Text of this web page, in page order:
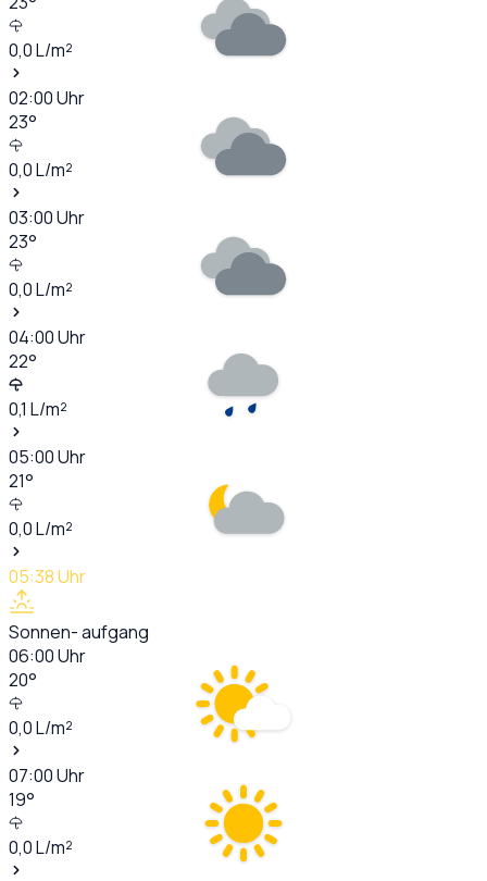
0,0L/m²
02:00Uhr
23°
0,0L/m²
03:00Uhr
23°
0,0L/m²
04:00Uhr
22°
0,1 L/m²
05:00Uhr
21°
0,0L/m²
05:38Uhr
Sonnen- aufgang
06:00Uhr
20°
0,0L/m²
07:00Uhr
19°
0,0L/m²